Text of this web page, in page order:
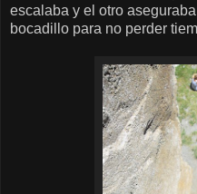
escalaba y el otro
bocadillo para no perder